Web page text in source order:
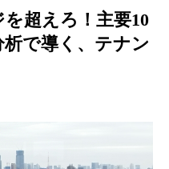
を超えろ！主要10
で導く、テナン